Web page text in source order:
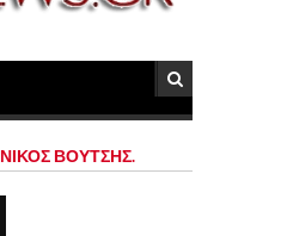
ΝΙΚΟΣ ΒΟΥΤΣΗΣ.